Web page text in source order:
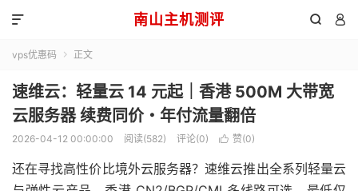
南山主机测评  

vps优惠码  正文
速维云：轻量云 14 元起｜香港 500M 大带宽
云服务器 续费同价・年付流量翻倍
2026-04-12 00:00:00 阅读(582) 评论(0)  赞(0)
还在寻找高性价比境外云服务器？速维云推出全系列轻量云